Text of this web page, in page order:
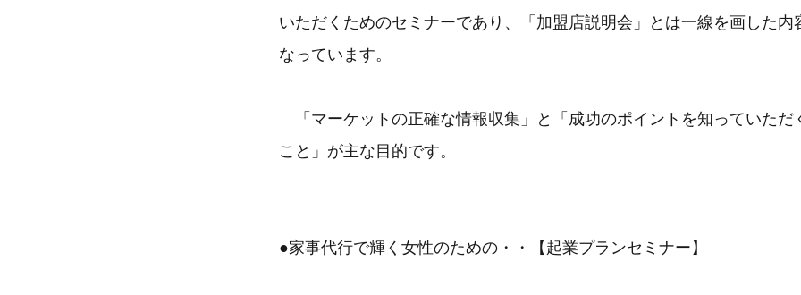
いただくためのセミナーであり、「加盟店説明会」とは一線を画した内
なっています。
「マーケットの正確な情報収集」と「成功のポイントを知っていただ
こと」が主な目的です。
●家事代行で輝く女性のための・・【起業プランセミナー】